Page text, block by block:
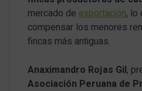
mercado de exportación, lo
compensar los menores
fincas más antiguas.
Anaximandro Rojas Gil,
Asociación Peruana de